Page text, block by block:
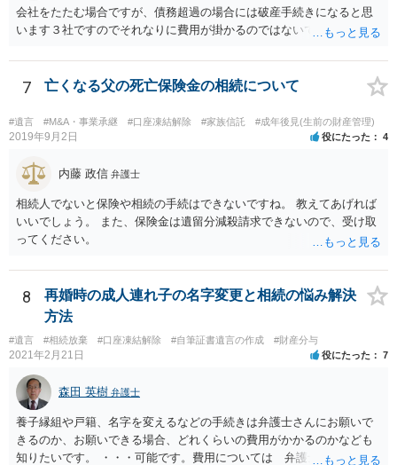
会社をたたむ場合ですが、債務超過の場合には破産手続きになると思
います３社ですのでそれなりに費用が掛かるのではないでしょうか。
7 亡くなる父の死亡保険金の相続について
#遺言 #M&A・事業承継 #口座凍結解除 #家族信託 #成年後見(生前の財産管理)
2019年9月2日 役にたった 4
内藤 政信 弁護士
相続人でないと保険や相続の手続はできないですね。 教えてあげれば
いいでしょう。 また、保険金は遺留分減殺請求できないので、受け取
ってください。
8
再婚時の成人連れ子の名字変更と相続の悩み解決
方法
#遺言 #相続放棄 #口座凍結解除 #自筆証書遺言の作成 #財産分与
2021年2月21日 役にたった 7
森田 英樹 弁護士
養子縁組や戸籍、名字を変えるなどの手続きは弁護士さんにお願いで
きるのか、お願いできる場合、どれくらいの費用がかかるのかなども
知りたいです。 ・・・可能です。費用については 弁護士と直接面談